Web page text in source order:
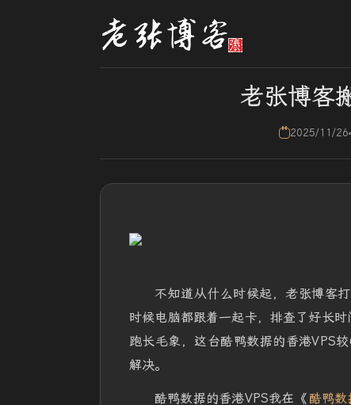
老张博客
2025/11/26
不知道从什么时候起，老张博客
时候电脑都跟着一起卡，排查了好长
跑长毛象，这台酷鸭数据的香港VPS
解决。
酷鸭数据的香港VPS我在《酷鸭数